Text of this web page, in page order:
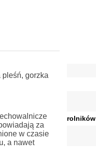
gorzka
za
w czasie
a nawet
rolników